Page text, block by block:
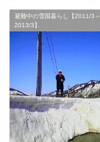
避難中の雪国暮らし【2011/3～
2013/3】